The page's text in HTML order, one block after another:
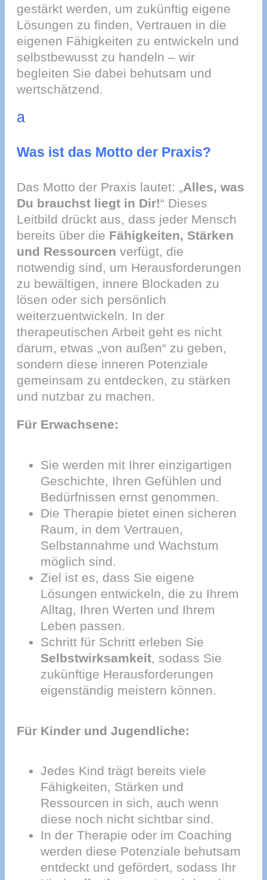
gestärkt werden, um zukünftig eigene
Lösungen zu finden, Vertrauen in die
eigenen Fähigkeiten zu entwickeln und
selbstbewusst zu handeln – wir
begleiten Sie dabei behutsam und
wertschätzend.
a
Was ist das Motto der Praxis?
Das Motto der Praxis lautet: „ Alles, was
Du brauchst liegt in Dir!“ Dieses
Leitbild drückt aus, dass jeder Mensch
bereits über die Fähigkeiten, Stärken
und Ressourcen verfügt, die
notwendig sind, um Herausforderungen
zu bewältigen, innere Blockaden zu
lösen oder sich persönlich
weiterzuentwickeln. In der
therapeutischen Arbeit geht es nicht
darum, etwas „von außen“ zu geben,
sondern diese inneren Potenziale
gemeinsam zu entdecken, zu stärken
und nutzbar zu machen.
Für Erwachsene:
Sie werden mit Ihrer einzigartigen
Geschichte, Ihren Gefühlen und
Bedürfnissen ernst genommen.
Die Therapie bietet einen sicheren
Raum, in dem Vertrauen,
Selbstannahme und Wachstum
möglich sind.
Ziel ist es, dass Sie eigene
Lösungen entwickeln, die zu Ihrem
Alltag, Ihren Werten und Ihrem
Leben passen.
Schritt für Schritt erleben Sie
Selbstwirksamkeit, sodass Sie
zukünftige Herausforderungen
eigenständig meistern können.
Für Kinder und Jugendliche:
Jedes Kind trägt bereits viele
Fähigkeiten, Stärken und
Ressourcen in sich, auch wenn
diese noch nicht sichtbar sind.
In der Therapie oder im Coaching
werden diese Potenziale behutsam
entdeckt und gefördert, sodass Ihr